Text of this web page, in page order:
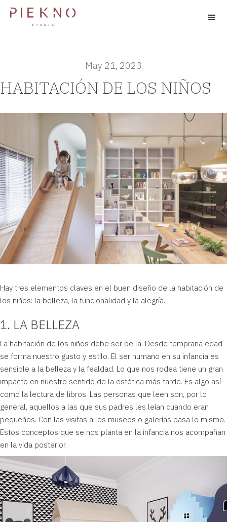
May 21, 2023
HABITACIÓN DE LOS NIÑOS
Hay tres elementos claves en el buen diseño de la habitación de
los niños: la belleza, la funcionalidad y la alegría.
1. LA BELLEZA
La habitación de los niños debe ser bella. Desde temprana edad
se forma nuestro gusto y estilo. El ser humano en su infancia es
sensible a la belleza y la fealdad. Lo que nos rodea tiene un gran
impacto en nuestro sentido de la estética más tarde. Es algo así
como la lectura de libros. Las personas que leen son, por lo
general, aquellos a las que sus padres les leían cuando eran
pequeños. Con las visitas a los museos o galerías pasa lo mismo.
Estos conceptos que se nos planta en la infancia nos acompañan
en la vida posterior.